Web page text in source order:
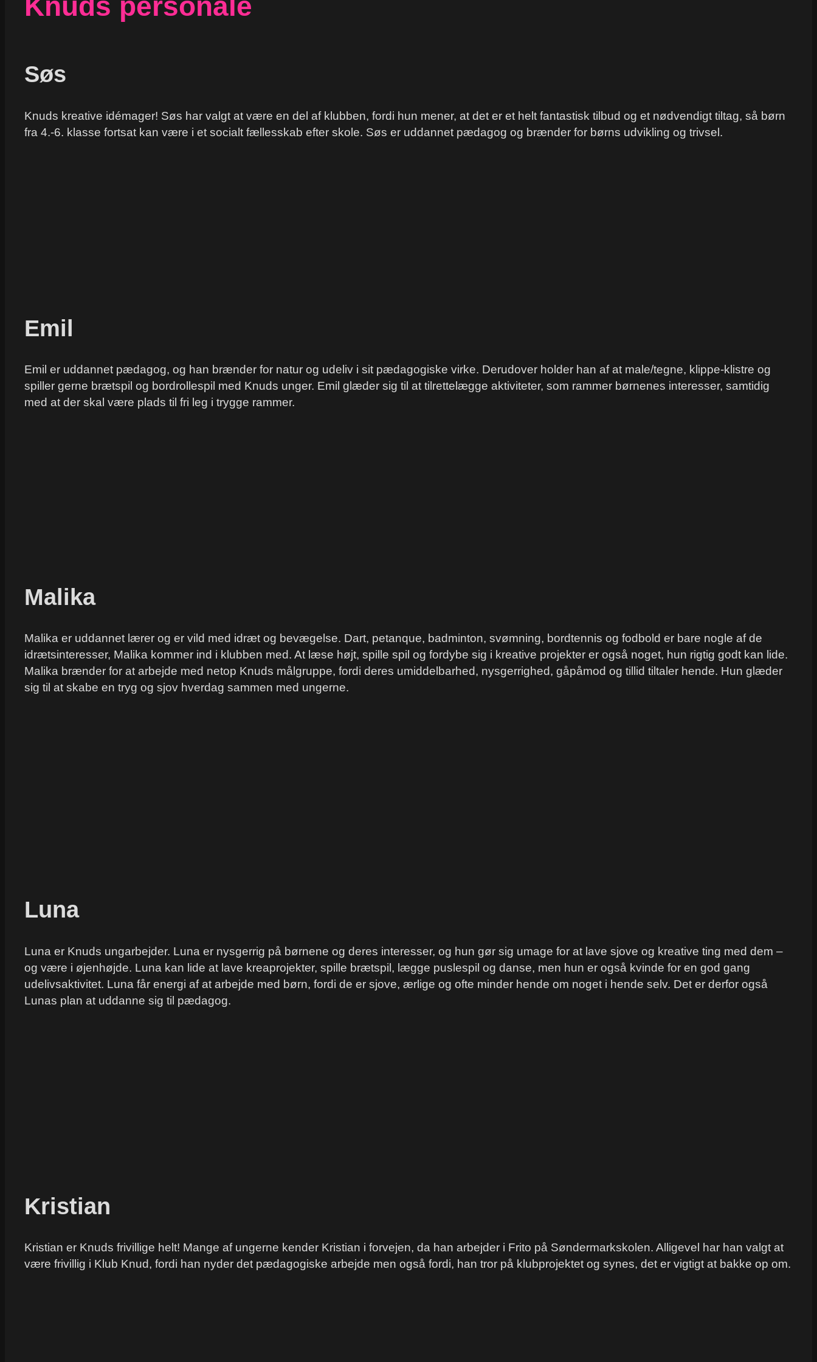
Søs
Knuds kreative idémager! Søs har valgt at være en del af klubben, fordi hun mener, at det er et helt fantastisk tilbud og et nødvendigt tiltag, så børn
fra 4.-6. klasse fortsat kan være i et socialt fællesskab efter skole. Søs er uddannet pædagog og brænder for børns udvikling og trivsel.
Emil
Emil er uddannet pædagog, og han brænder for natur og udeliv i sit pædagogiske virke. Derudover holder han af at male/tegne, klippe-klistre og
spiller gerne brætspil og bordrollespil med Knuds unger. Emil glæder sig til at tilrettelægge aktiviteter, som rammer børnenes interesser, samtidig
med at der skal være plads til fri leg i trygge rammer.
Malika
Malika er uddannet lærer og er vild med idræt og bevægelse. Dart, petanque, badminton, svømning, bordtennis og fodbold er bare nogle af de
idrætsinteresser, Malika kommer ind i klubben med. At læse højt, spille spil og fordybe sig i kreative projekter er også noget, hun rigtig godt kan lide.
Malika brænder for at arbejde med netop Knuds målgruppe, fordi deres umiddelbarhed, nysgerrighed, gåpåmod og tillid tiltaler hende. Hun glæder
sig til at skabe en tryg og sjov hverdag sammen med ungerne.
Luna
Luna er Knuds ungarbejder. Luna er nysgerrig på børnene og deres interesser, og hun gør sig umage for at lave sjove og kreative ting med dem –
og være i øjenhøjde. Luna kan lide at lave kreaprojekter, spille brætspil, lægge puslespil og danse, men hun er også kvinde for en god gang
udelivsaktivitet. Luna får energi af at arbejde med børn, fordi de er sjove, ærlige og ofte minder hende om noget i hende selv. Det er derfor også
Lunas plan at uddanne sig til pædagog.
Kristian
Kristian er Knuds frivillige helt! Mange af ungerne kender Kristian i forvejen, da han arbejder i Frito på Søndermarkskolen. Alligevel har han valgt at
være frivillig i Klub Knud, fordi han nyder det pædagogiske arbejde men også fordi, han tror på klubprojektet og synes, det er vigtigt at bakke op om.